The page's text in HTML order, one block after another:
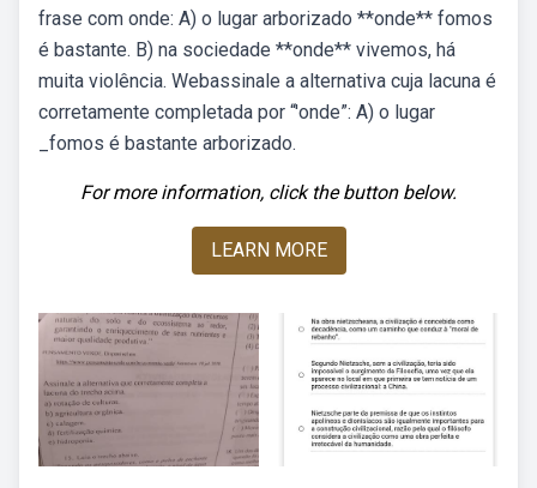
frase com onde: A) o lugar arborizado **onde** fomos
é bastante. B) na sociedade **onde** vivemos, há
muita violência. Webassinale a alternativa cuja lacuna é
corretamente completada por “'onde”: A) o lugar
_fomos é bastante arborizado.
For more information, click the button below.
LEARN MORE